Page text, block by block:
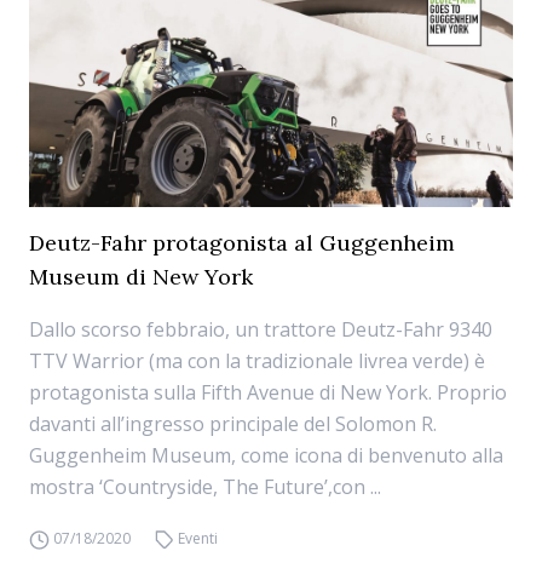
Deutz-Fahr protagonista al Guggenheim
Museum di New York
Dallo scorso febbraio, un trattore Deutz-Fahr 9340
TTV Warrior (ma con la tradizionale livrea verde) è
protagonista sulla Fifth Avenue di New York. Proprio
davanti all’ingresso principale del Solomon R.
Guggenheim Museum, come icona di benvenuto alla
mostra ‘Countryside, The Future’,con ...
07/18/2020 Eventi